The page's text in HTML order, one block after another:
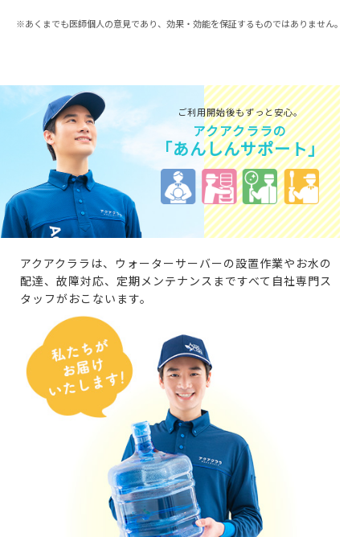
※あくまでも医師個人の意見であり、効果・効能を保証するものではありません。
ご利用開始後もずっと安心。
アクアクララの
「あんしんサポート」
アクアクララは、ウォーターサーバーの設置作業やお水の
配達、故障対応、定期メンテナンスまですべて自社専門ス
タッフがおこないます。